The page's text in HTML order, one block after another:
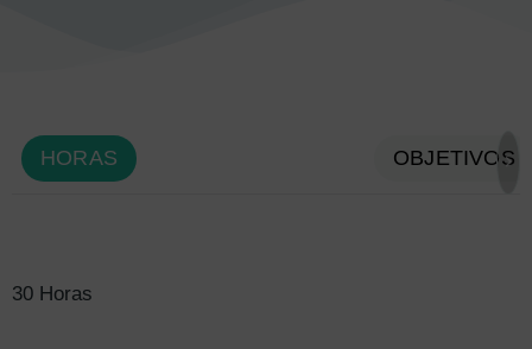
HORAS OBJETIVOS
30 Horas